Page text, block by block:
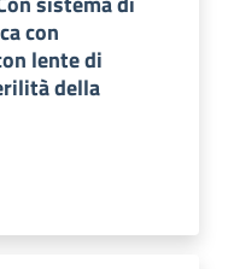
con
lente di
della